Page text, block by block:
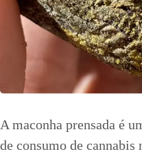
A maconha prensada é
de consumo de